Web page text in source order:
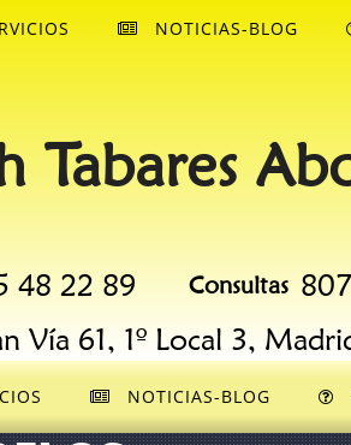
Tabares
48 22 89 Consultas
Vía 61, 1º Local 3,
NOTICIAS-BLOG
NOTICIAS-BLOG